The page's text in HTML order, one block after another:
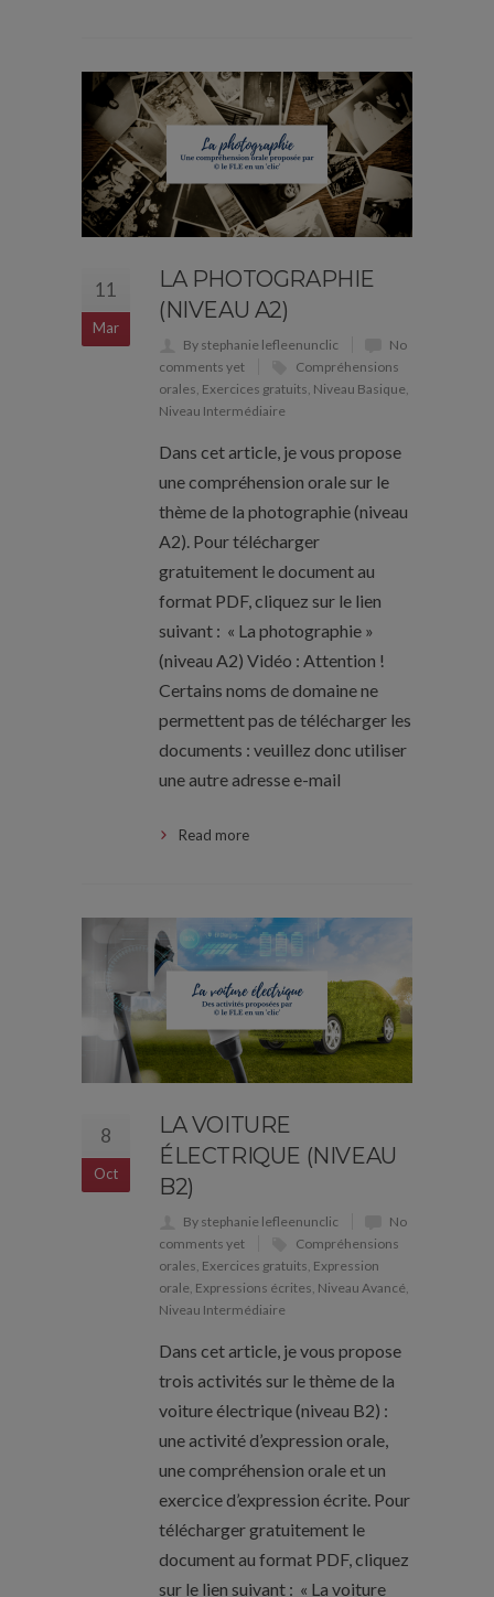
11
Mar
LA PHOTOGRAPHIE
(NIVEAU A2)
By stephanie lefleenunclic
No
comments yet
Compréhensions
orales, Exercices gratuits, Niveau Basique,
Niveau Intermédiaire
Dans cet article, je vous propose
une compréhension orale sur le
thème de la photographie (niveau
A2). Pour télécharger
gratuitement le document au
format PDF, cliquez sur le lien
suivant : « La photographie »
(niveau A2) Vidéo : Attention !
Certains noms de domaine ne
permettent pas de télécharger les
documents : veuillez donc utiliser
une autre adresse e-mail
Read more
8
Oct
LA VOITURE
ÉLECTRIQUE (NIVEAU
B2)
By stephanie lefleenunclic
No
comments yet
Compréhensions
orales, Exercices gratuits, Expression
orale, Expressions écrites, Niveau Avancé,
Niveau Intermédiaire
Dans cet article, je vous propose
trois activités sur le thème de la
voiture électrique (niveau B2) :
une activité d’expression orale,
une compréhension orale et un
exercice d’expression écrite. Pour
télécharger gratuitement le
document au format PDF, cliquez
sur le lien suivant : « La voiture